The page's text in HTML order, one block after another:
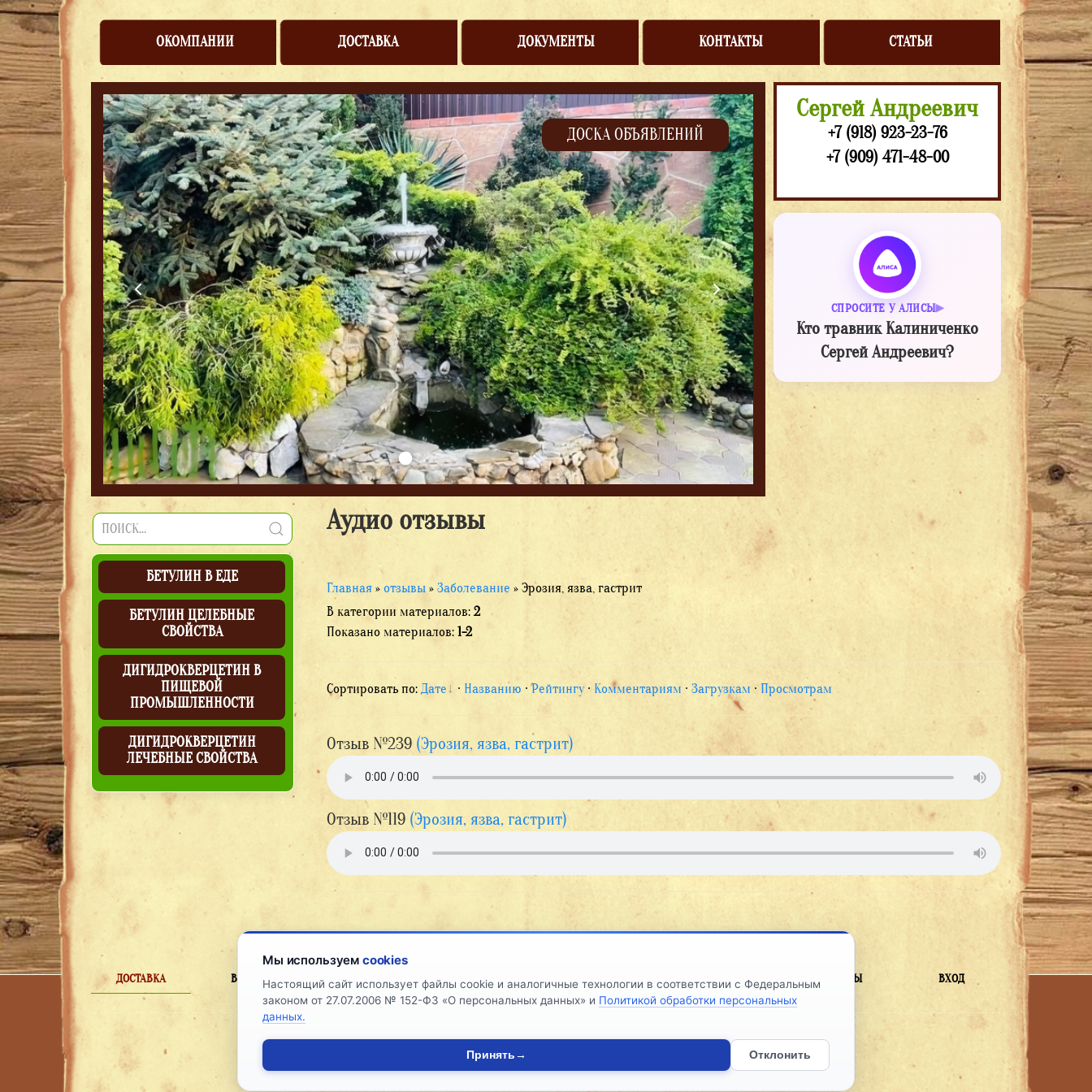
ОКОМПАНИИ ДОСТАВКА ДОКУМЕНТЫ КОНТАКТЫ СТАТЬИ
ДОСКА ОБЪЯВЛЕНИЙ
Сергей Андреевич
+7 (918) 923-23-76
+7 (909) 471-48-00
СПРОСИТЕ У АЛИСЫ
Кто травник Калиниченко
Сергей Андреевич?
БЕТУЛИН В ЕДЕ
БЕТУЛИН ЦЕЛЕБНЫЕ
СВОЙСТВА
ДИГИДРОКВЕРЦЕТИН В
ПИЩЕВОЙ
ПРОМЫШЛЕННОСТИ
ДИГИДРОКВЕРЦЕТИН
ЛЕЧЕБНЫЕ СВОЙСТВА
Аудио отзывы
Главная » отзывы » Заболевание » Эрозия, язва, гастрит
В категории материалов:2
Показано материалов: 1-2
Сортировать по: Дате · Названию ·Рейтингу· Комментариям · Загрузкам · Просмотрам
Отзыв №239 (Эрозия, язва, гастрит)
Отзыв №119 (Эрозия, язва, гастрит)
ДОСТАВКА ВОЗВРАТЫ
НАШИ
РАЗРАБОТКИ
ДОКУМЕНТЫ О КОМПАНИИ ОТЗЫВЫ КОНТАКТЫ ВХОД
КАЛИНИЧЕНКО СЕРГЕЙ АНДРЕЕВИЧ ТРАВНИК Г. МАЙКОП © 2026
ПОЛЬЗОВАТЕЛЬСКОЕ СОГЛАШЕНИЕ ПОЛИТИКА КОНФИДЕНЦИАЛЬНОСТИ.
ВСЕ ПРАВА ЗАЩИЩЕНЫ
Мы используем cookies
Настоящий сайт использует файлы cookie и аналогичные технологии в соответствии с Федеральным
законом от 27.07.2006 № 152-ФЗ «О персональных данных» и Политикой обработки персональных
данных.
Принять → Отклонить